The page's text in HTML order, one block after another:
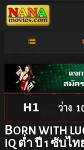
BORN WITH
IQ ต่ำ ปี 1 ซับไท